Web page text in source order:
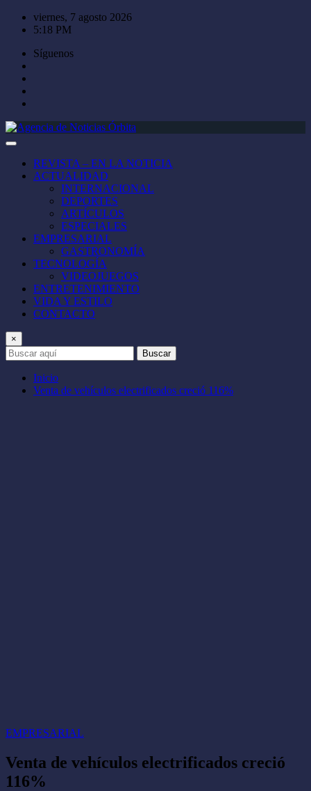
Saltar
viernes, 7 agosto 2026
5:18 PM
Síguenos
REVISTA – EN LA NOTICIA
ACTUALIDAD
INTERNACIONAL
DEPORTES
ARTÍCULOS
ESPECIALES
EMPRESARIAL
GASTRONOMÍA
TECNOLOGÍA
VIDEOJUEGOS
ENTRETENIMIENTO
VIDA Y ESTILO
CONTACTO
×
Buscar
Inicio
Venta de vehículos electrificados creció 116%
EMPRESARIAL
Venta de vehículos electrificados creció
116%